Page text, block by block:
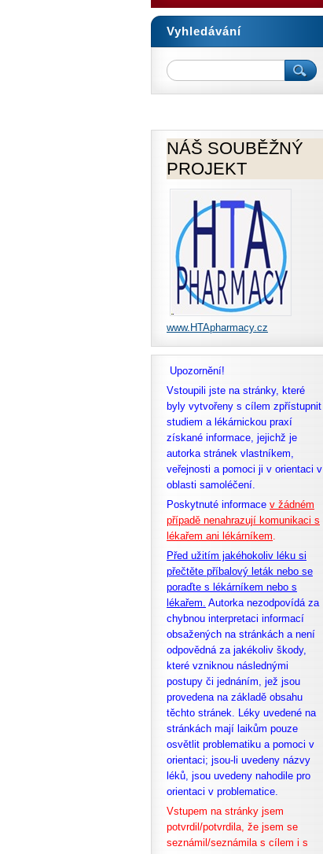
Vyhledávání
NÁŠ SOUBĚŽNÝ
PROJEKT
www.HTApharmacy.cz
Upozornění!
Vstoupili jste na stránky, které
byly vytvořeny s cílem zpřístupnit
studiem a lékárnickou praxí
získané informace, jejichž je
autorka stránek vlastníkem,
veřejnosti a pomoci ji v orientaci v
oblasti samoléčení.
Poskytnuté informace v žádném
případě nenahrazují komunikaci s
lékařem ani lékárníkem.
Před užitím jakéhokoliv léku si
přečtěte příbalový leták nebo se
poraďte s lékárníkem nebo s
lékařem. Autorka nezodpovídá za
chybnou interpretaci informací
obsažených na stránkách a není
odpovědná za jakékoliv škody,
které vzniknou následnými
postupy či jednáním, jež jsou
provedena na základě obsahu
těchto stránek. Léky uvedené na
stránkách mají laikům pouze
osvětlit problematiku a pomoci v
orientaci; jsou-li uvedeny názvy
léků, jsou uvedeny nahodile pro
orientaci v problematice.
Vstupem na stránky jsem
potvrdil/potvrdila, že jsem se
seznámil/seznámila s cílem i s